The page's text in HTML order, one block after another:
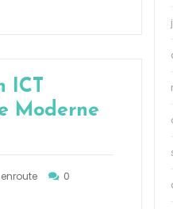
ICT
Moderne
0